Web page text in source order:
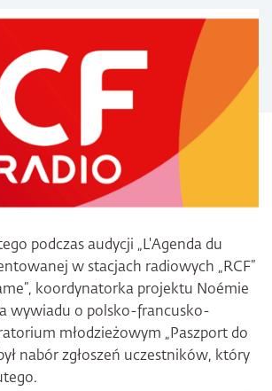
podczas audycji „L'Agenda du
w stacjach radiowych „RCF”
koordynatorka projektu Noémie
wywiadu o polsko-francusko-
młodzieżowym „Paszport do
nabór zgłoszeń uczestników, który